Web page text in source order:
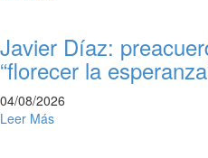
Javier Díaz:
“florecer la
04/08/2026
Leer Más